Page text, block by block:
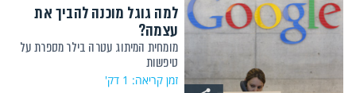
למה גוגל מוכנה להביך את
עצמה?
מומחית המיתוג עטרה בילר מספרת על
טיפשות
זמן קריאה: 1 דק'